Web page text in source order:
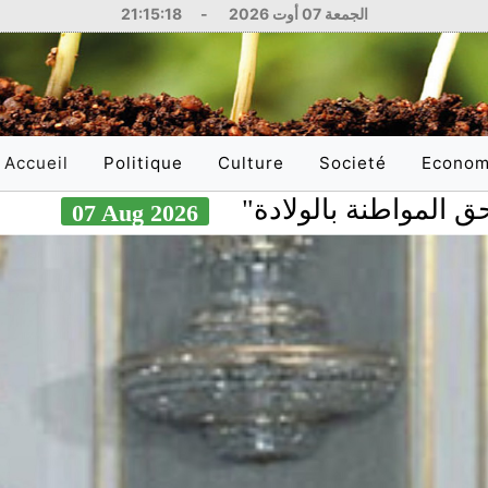
الجمعة 07 أوت 2026 -
21:15:20
Accueil
(current)
Politique
National
International
Culture
Littérature
Philosophie
Arts
Réflexions
Médias
Societé
Education
Justice
National
07 Aug 2026 بالولادة